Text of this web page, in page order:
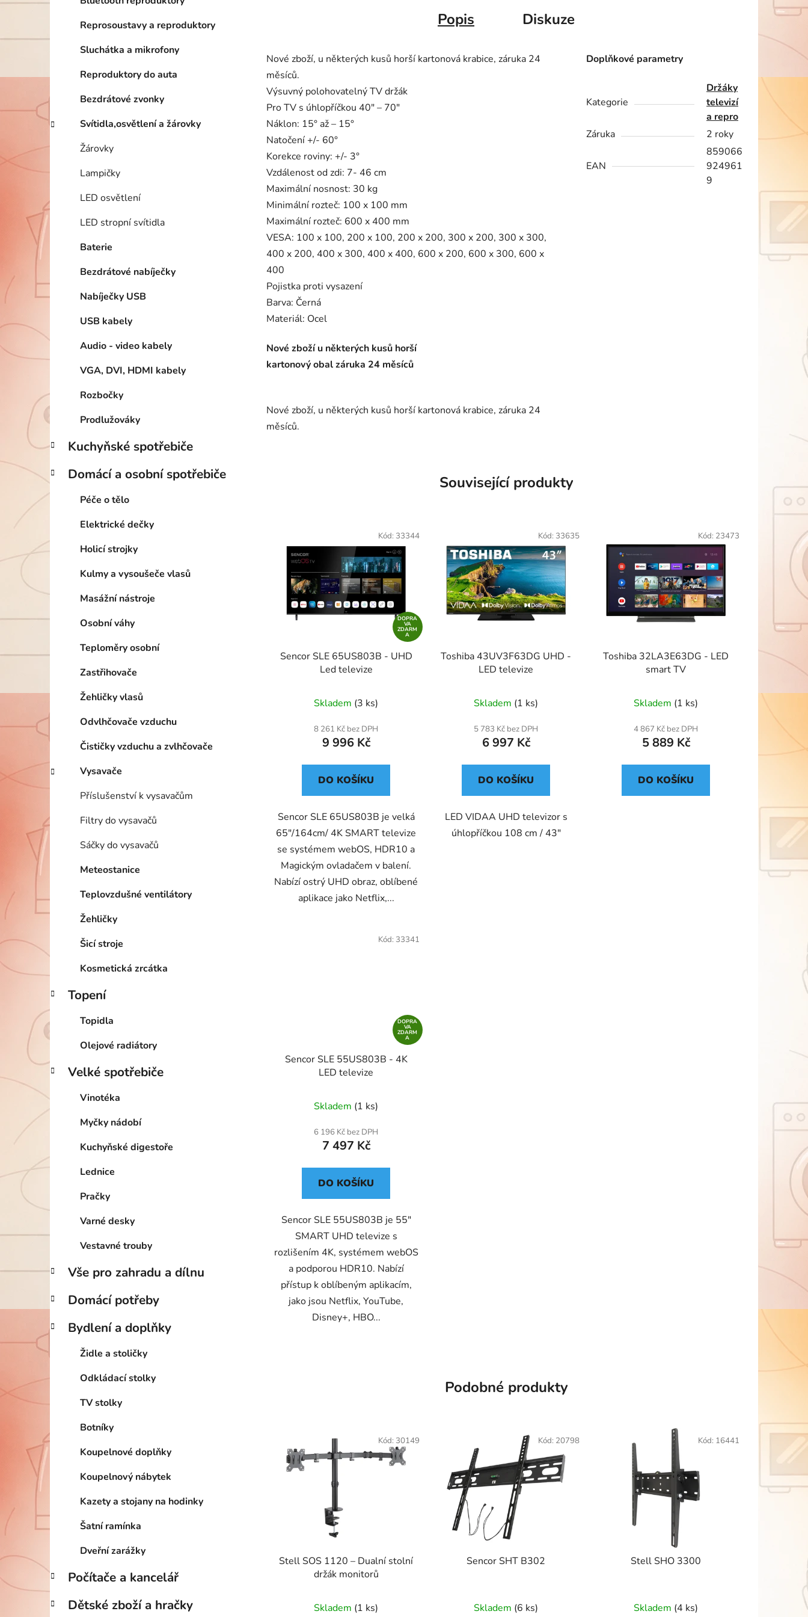
Reprosoustavy a reproduktory
Sluchátka a mikrofony
Reproduktory do auta
Bezdrátové zvonky
Svítidla,osvětlení a žárovky
Žárovky
Lampičky
LED osvětlení
LED stropní svítidla
Baterie
Bezdrátové nabíječky
Nabíječky USB
USB kabely
Audio - video kabely
VGA, DVI, HDMI kabely
Rozbočky
Prodlužováky
Kuchyňské spotřebiče
Domácí a osobní spotřebiče
Péče o tělo
Elektrické dečky
Holicí strojky
Kulmy a vysoušeče vlasů
Masážní nástroje
Osobní váhy
Teploměry osobní
Zastřihovače
Žehličky vlasů
Odvlhčovače vzduchu
Čističky vzduchu a zvlhčovače
Vysavače
Příslušenství k vysavačům
Filtry do vysavačů
Sáčky do vysavačů
Meteostanice
Teplovzdušné ventilátory
Žehličky
Šicí stroje
Kosmetická zrcátka
Topení
Topidla
Olejové radiátory
Velké spotřebiče
Vinotéka
Myčky nádobí
Kuchyňské digestoře
Lednice
Pračky
Varné desky
Vestavné trouby
Vše pro zahradu a dílnu
Domácí potřeby
Bydlení a doplňky
Židle a stoličky
Odkládací stolky
TV stolky
Botníky
Koupelnové doplňky
Koupelnový nábytek
Kazety a stojany na hodinky
Šatní ramínka
Dveřní zarážky
Počítače a kancelář
Dětské zboží a hračky
Popis Diskuze
Nové zboží, u některých kusů horší kartonová krabice, záruka 24
měsíců.
Výsuvný polohovatelný TV držák
Pro TV s úhlopříčkou 40" – 70"
Náklon: 15° až – 15°
Natočení +/- 60°
Korekce roviny: +/- 3°
Vzdálenost od zdi: 7- 46 cm
Maximální nosnost: 30 kg
Minimální rozteč: 100 x 100 mm
Maximální rozteč: 600 x 400 mm
VESA: 100 x 100, 200 x 100, 200 x 200, 300 x 200, 300 x 300,
400 x 200, 400 x 300, 400 x 400, 600 x 200, 600 x 300, 600 x
400
Pojistka proti vysazení
Barva: Černá
Materiál: Ocel
Nové zboží u některých kusů horší
kartonový obal záruka 24 měsíců
Nové zboží, u některých kusů horší kartonová krabice, záruka 24
měsíců.
Doplňkové parametry
Kategorie
Držáky
televizí
a repro
Záruka
2 roky
EAN
859066
924961
9
Související produkty
DOPRA
VA
ZDARM
A
Sencor SLE 65US803B - UHD
Led televize
Skladem (3 ks)
8 261 Kč bez DPH
9 996 Kč
DO KOŠÍKU
Sencor SLE 65US803B je velká
65"/164cm/ 4K SMART televize
se systémem webOS, HDR10 a
Magickým ovladačem v balení.
Nabízí ostrý UHD obraz, oblíbené
aplikace jako Netflix,...
Kód: 33344
Toshiba 43UV3F63DG UHD -
LED televize
Skladem (1 ks)
5 783 Kč bez DPH
6 997 Kč
DO KOŠÍKU
LED VIDAA UHD televizor s
úhlopříčkou 108 cm / 43"
Kód: 33635
Toshiba 32LA3E63DG - LED
smart TV
Skladem (1 ks)
4 867 Kč bez DPH
5 889 Kč
DO KOŠÍKU
Kód: 23473
DOPRA
VA
ZDARM
A
Sencor SLE 55US803B - 4K
LED televize
Skladem (1 ks)
6 196 Kč bez DPH
7 497 Kč
DO KOŠÍKU
Sencor SLE 55US803B je 55"
SMART UHD televize s
rozlišením 4K, systémem webOS
a podporou HDR10. Nabízí
přístup k oblíbeným aplikacím,
jako jsou Netflix, YouTube,
Disney+, HBO...
Kód: 33341
Podobné produkty
Stell SOS 1120 – Dualní stolní
držák monitorů
Skladem (1 ks)
Kód: 30149
Sencor SHT B302
Skladem (6 ks)
Kód: 20798
Stell SHO 3300
Skladem (4 ks)
Kód: 16441